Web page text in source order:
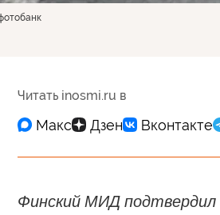
Читать inosmi.ru в
Финский МИД подтвердил